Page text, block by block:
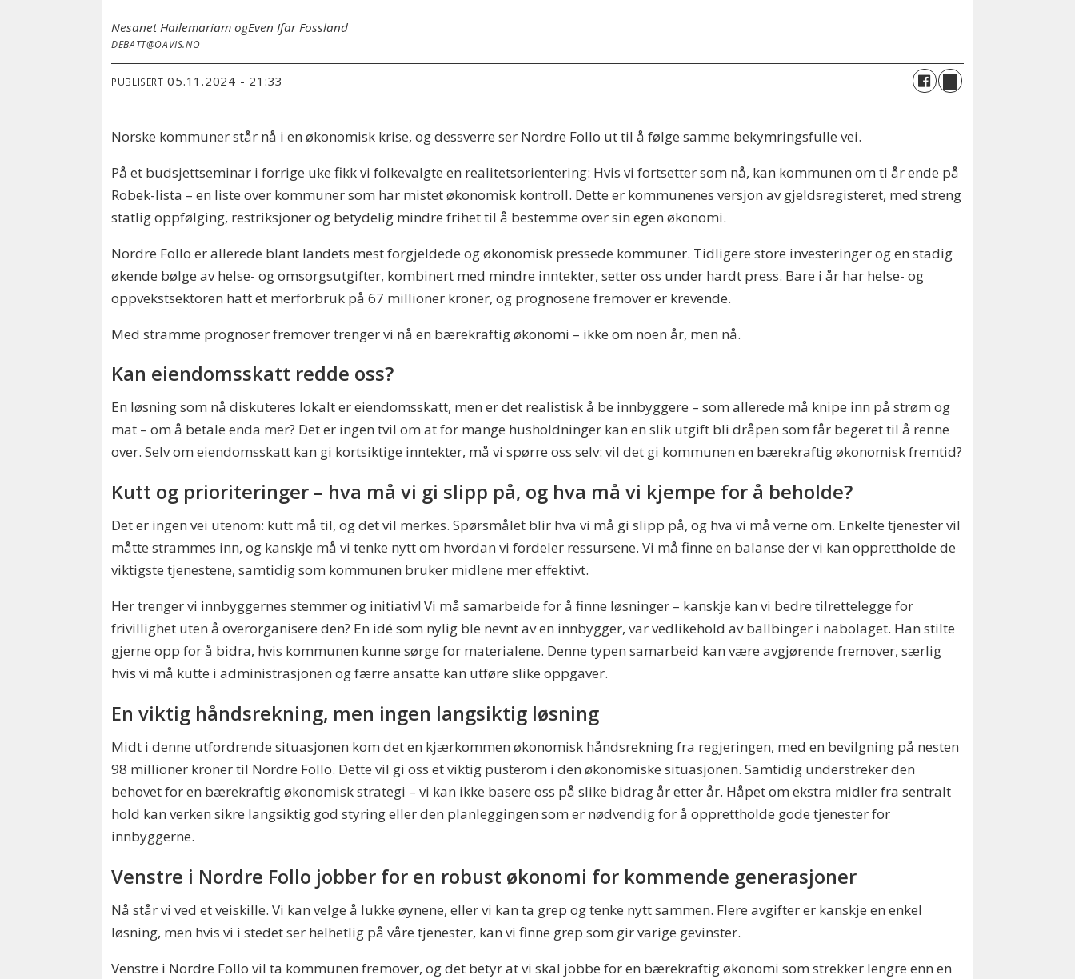
Nesanet Hailemariam ogEven Ifar Fossland
DEBATT@OAVIS.NO
PUBLISERT 05.11.2024 - 21:33
Norske kommuner står nå i en økonomisk krise, og dessverre ser Nordre Follo ut til å følge samme bekymringsfulle vei.
På et budsjettseminar i forrige uke fikk vi folkevalgte en realitetsorientering: Hvis vi fortsetter som nå, kan kommunen om ti år ende på
Robek-lista – en liste over kommuner som har mistet økonomisk kontroll. Dette er kommunenes versjon av gjeldsregisteret, med streng
statlig oppfølging, restriksjoner og betydelig mindre frihet til å bestemme over sin egen økonomi.
Nordre Follo er allerede blant landets mest forgjeldede og økonomisk pressede kommuner. Tidligere store investeringer og en stadig
økende bølge av helse- og omsorgsutgifter, kombinert med mindre inntekter, setter oss under hardt press. Bare i år har helse- og
oppvekstsektoren hatt et merforbruk på 67 millioner kroner, og prognosene fremover er krevende.
Med stramme prognoser fremover trenger vi nå en bærekraftig økonomi – ikke om noen år, men nå.
Kan eiendomsskatt redde oss?
En løsning som nå diskuteres lokalt er eiendomsskatt, men er det realistisk å be innbyggere – som allerede må knipe inn på strøm og
mat – om å betale enda mer? Det er ingen tvil om at for mange husholdninger kan en slik utgift bli dråpen som får begeret til å renne
over. Selv om eiendomsskatt kan gi kortsiktige inntekter, må vi spørre oss selv: vil det gi kommunen en bærekraftig økonomisk fremtid?
Kutt og prioriteringer – hva må vi gi slipp på, og hva må vi kjempe for å beholde?
Det er ingen vei utenom: kutt må til, og det vil merkes. Spørsmålet blir hva vi må gi slipp på, og hva vi må verne om. Enkelte tjenester vil
måtte strammes inn, og kanskje må vi tenke nytt om hvordan vi fordeler ressursene. Vi må finne en balanse der vi kan opprettholde de
viktigste tjenestene, samtidig som kommunen bruker midlene mer effektivt.
Her trenger vi innbyggernes stemmer og initiativ! Vi må samarbeide for å finne løsninger – kanskje kan vi bedre tilrettelegge for
frivillighet uten å overorganisere den? En idé som nylig ble nevnt av en innbygger, var vedlikehold av ballbinger i nabolaget. Han stilte
gjerne opp for å bidra, hvis kommunen kunne sørge for materialene. Denne typen samarbeid kan være avgjørende fremover, særlig
hvis vi må kutte i administrasjonen og færre ansatte kan utføre slike oppgaver.
En viktig håndsrekning, men ingen langsiktig løsning
Midt i denne utfordrende situasjonen kom det en kjærkommen økonomisk håndsrekning fra regjeringen, med en bevilgning på nesten
98 millioner kroner til Nordre Follo. Dette vil gi oss et viktig pusterom i den økonomiske situasjonen. Samtidig understreker den
behovet for en bærekraftig økonomisk strategi – vi kan ikke basere oss på slike bidrag år etter år. Håpet om ekstra midler fra sentralt
hold kan verken sikre langsiktig god styring eller den planleggingen som er nødvendig for å opprettholde gode tjenester for
innbyggerne.
Venstre i Nordre Follo jobber for en robust økonomi for kommende generasjoner
Nå står vi ved et veiskille. Vi kan velge å lukke øynene, eller vi kan ta grep og tenke nytt sammen. Flere avgifter er kanskje en enkel
løsning, men hvis vi i stedet ser helhetlig på våre tjenester, kan vi finne grep som gir varige gevinster.
Venstre i Nordre Follo vil ta kommunen fremover, og det betyr at vi skal jobbe for en bærekraftig økonomi som strekker lengre enn en